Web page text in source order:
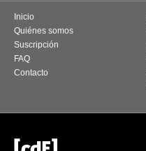
Inicio
Quiénes somos
Suscripción
FAQ
Contacto